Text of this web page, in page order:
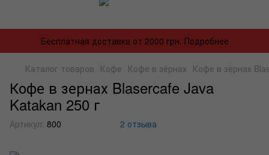
Бесплатная доставка от 2000 грн. Подробнее
Каталог товаров Кофе Кофе в зёрнах Кофе в зёрнах
Кофе в зернах Blasercafe Java
Katakan 250 г
Артикул: 800 2 отзыва